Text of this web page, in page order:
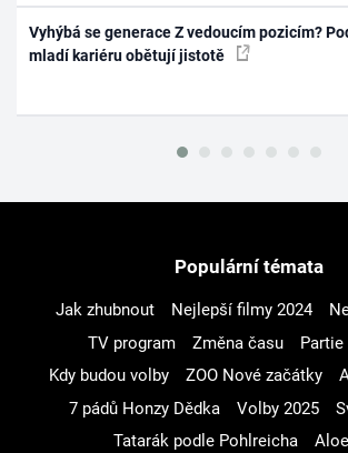
Vyhýbá se generace Z vedoucím pozicím?
mladí kariéru obětují jistotě
Populární témata
Jak zhubnout Nejlepší filmy 2024
TV program
Změna času Partie
Kdy budou volby
ZOO Nové začátky
7 pádů Honzy Dědka
Volby 2025
Tatarák podle Pohlreicha